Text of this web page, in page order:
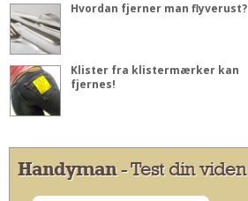
Hvordan fjerner man flyverust?
Klister fra klistermærker kan
fjernes!
Handyman- Test din viden